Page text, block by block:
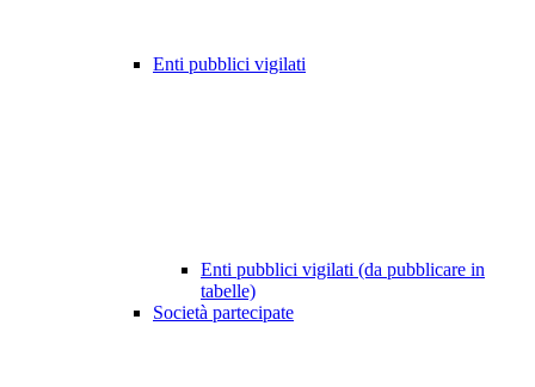
Enti pubblici vigilati
Enti pubblici vigilati (da pubblicare in
tabelle)
Società partecipate